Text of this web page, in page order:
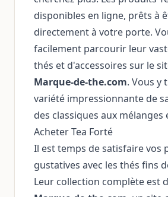
disponibles en ligne, prêts à
directement à votre porte.
facilement parcourir leur
thés et d'accessoires sur le
Marque-de-the.com. Vous y
variété impressionnante de
des classiques aux mélanges
Acheter Tea Forté
Il est temps de satisfaire vos
gustatives avec les thés fins
Leur collection complète est